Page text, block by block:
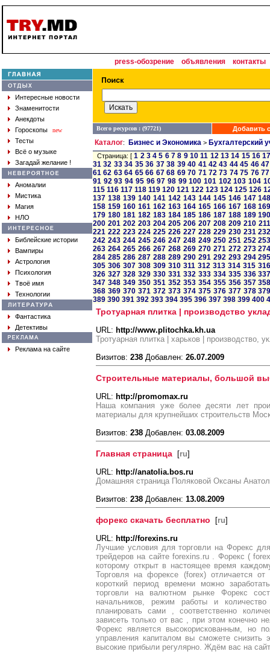
press-обозрение объявления контакты
Интересные новости
Знаменитости
Анекдоты
Гороскопы
new
Тесты
Всё о музыке
Загадай желание !
Аномалии
Мистика
Магия
НЛО
Библейские истории
Вампиры
Астрология
Психология
Твоё имя
Технологии
Фантастика
Детективы
Реклама на сайте
Всего ресурсов : (97721) Добавить
Каталог: Бизнес и Экономика > Бухгалтерский
Страница: [1 2 3 4 5 6 7 8 9 10 11 12 13 14 15 16
31 32 33 34 35 36 37 38 39 40 41 42 43 44 45 46 47
61 62 63 64 65 66 67 68 69 70 71 72 73 74 75 76 77
91 92 93 94 95 96 97 98 99 100 101 102 103 104
115 116 117 118 119 120 121 122 123 124 125 126
137 138 139 140 141 142 143 144 145 146 147
158 159 160 161 162 163 164 165 166 167 168
179 180 181 182 183 184 185 186 187 188 189
200 201 202 203 204 205 206 207 208 209 210 211
221 222 223 224 225 226 227 228 229 230 231
242 243 244 245 246 247 248 249 250 251 252
263 264 265 266 267 268 269 270 271 272 273
284 285 286 287 288 289 290 291 292 293 294
305 306 307 308 309 310 311 312 313 314 315 316
326 327 328 329 330 331 332 333 334 335 336
347 348 349 350 351 352 353 354 355 356 357
368 369 370 371 372 373 374 375 376 377 378
389 390 391 392 393 394 395 396 397 398 399 400
Тротуарная плитка | производство
URL: http://www.plitochka.kh.ua
Тротуарная плитка | харьков | производство,
Визитов: 238 Добавлен: 26.07.2009
Строительные материалы, большой
URL: http://promomax.ru
Наша компания уже более десяти лет
материалы для крупнейших строительств
Визитов: 238 Добавлен: 03.08.2009
Главная страница [ru]
URL: http://anatolia.bos.ru
Домашняя страница Поляковой Оксаны
Визитов: 238 Добавлен: 13.08.2009
форекс скачать бесплатно [ru]
URL: http://forexins.ru
Лучшие условия для торговли на Форекс
трейдеров на сайте forexins.ru . Форекс (
которому открыт в настоящее время
Торговля на форексе (forex) отличается
короткий период времени можно
торговли на валютном рынке Форекс
начальников, режим работы и
планировать сами , соответственно
зависеть только от вас , при этом конечно
Форекс является высокорискованным, но
управления капиталом вы сможете
высокие прибыли регулярно. Ждём вас на